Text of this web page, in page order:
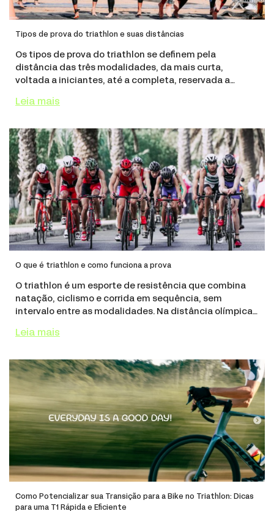
Tipos de prova do triathlon e suas distâncias
Os tipos de prova do triathlon se definem pela
distância das três modalidades, da mais curta,
voltada a iniciantes, até a completa, reservada a
natação, 20 km de ciclismo e 5 km de corrida, segundo
Leia mais
O que é triathlon e como funciona a prova
O triathlon é um esporte de resistência que combina
natação, ciclismo e corrida em sequência, sem
intervalo entre as modalidades. Na distância olímpica,
km de corrida, segundo a World Triathlon,
Leia mais
Como Potencializar sua Transição para a Bike no Triathlon: Dicas
para uma T1 Rápida e Eficiente